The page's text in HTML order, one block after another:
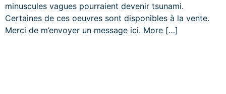
minuscules vagues pourraient devenir tsunami.
Certaines de ces oeuvres sont disponibles à la vente.
Merci de m’envoyer un message ici. More […]